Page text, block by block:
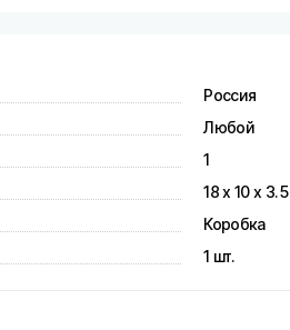
Россия
Любой
1
18 х 10 х 3.5
Коробка
1 шт.